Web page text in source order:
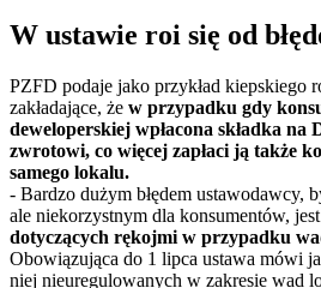
W ustawie roi się od
PZFD podaje jako przykład kiepskiego
zakładające, że w przypadku gdy
deweloperskiej wpłacona składka na
zwrotowi, co więcej zapłaci ją także
samego lokalu.
- Bardzo dużym błędem ustawodawcy,
ale niekorzystnym dla konsumentów, jest
dotyczących rękojmi w przypadku
Obowiązująca do 1 lipca ustawa mówi
niej nieuregulowanych w zakresie wad